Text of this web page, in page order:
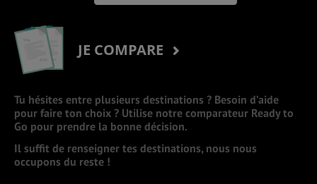
JE COMPARE
Tu hésites entre plusieurs destinations ? Besoin d’aide
pour faire ton choix ? Utilise notre comparateur Ready to
Go pour prendre la bonne décision.
Il suffit de renseigner tes destinations, nous nous
occupons du reste !